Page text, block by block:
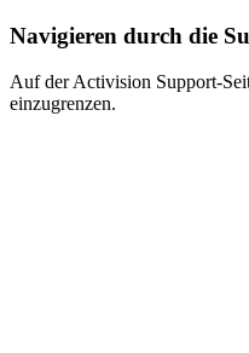
Navigieren durch die
Auf der Activision Support-
einzugrenzen.